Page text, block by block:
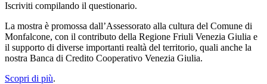
Iscriviti compilando il questionario.
La mostra è promossa dall’Assessorato alla cultura del Comune di
Monfalcone, con il contributo della Regione Friuli Venezia Giulia e
il supporto di diverse importanti realtà del territorio, quali anche la
nostra Banca di Credito Cooperativo Venezia Giulia.
Scopri di più.